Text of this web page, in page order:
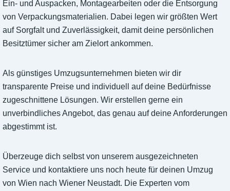
Ein- und Auspacken, Montagearbeiten oder die Entsorgung
von Verpackungsmaterialien. Dabei legen wir größten Wert
auf Sorgfalt und Zuverlässigkeit, damit deine persönlichen
Besitztümer sicher am Zielort ankommen.
Als günstiges Umzugsunternehmen bieten wir dir
transparente Preise und individuell auf deine Bedürfnisse
zugeschnittene Lösungen. Wir erstellen gerne ein
unverbindliches Angebot, das genau auf deine Anforderungen
abgestimmt ist.
Überzeuge dich selbst von unserem ausgezeichneten
Service und kontaktiere uns noch heute für deinen Umzug
von Wien nach Wiener Neustadt. Die Experten vom